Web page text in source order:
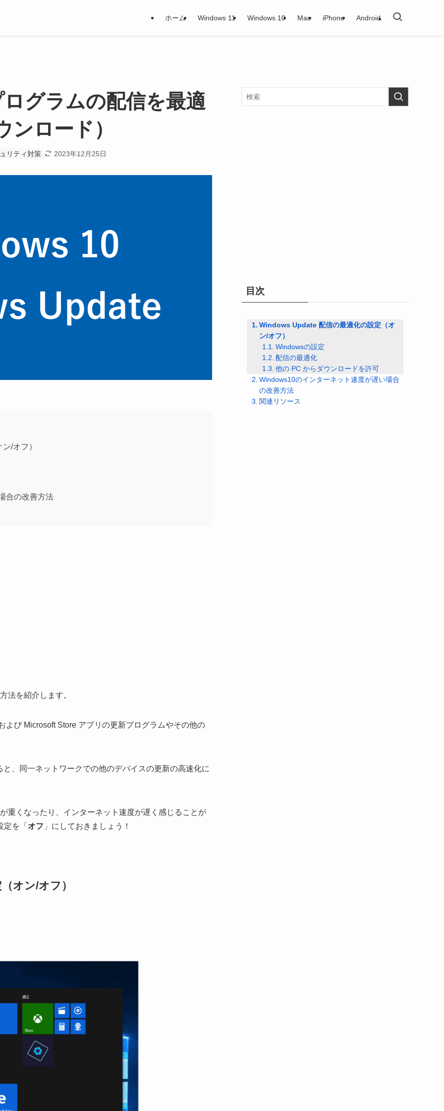
ホーム Windows 11 Windows 10 Mac iPhone Android
グラムの配信を最適
ロード）
リティ対策 2023年12月25日
/オフ）
合の改善方法
法を紹介します。
び Microsoft Store アプリの更新プログラムやその他の
、同一ネットワークでの他のデバイスの更新の高速化に
重くなったり、インターネット速度が遅く感じることが
を「 オフ 」にしておきましょう！
オン/オフ）
目次
Windows Update 配信の最適化の設定（オ
ン/オフ）
Windowsの設定
配信の最適化
他の PC からダウンロードを許可
Windows10のインターネット速度が遅い場合
の改善方法
関連リソース